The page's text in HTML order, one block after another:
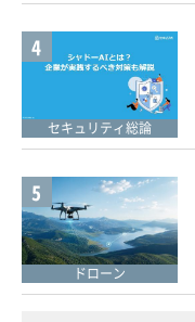
4
セキュリティ総論
5
ドローン